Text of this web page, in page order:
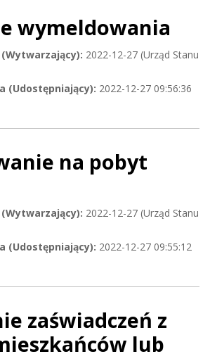
wymeldowania
2022-12-27 (Urząd Stanu
(Udostępniający): 2022-12-27 09:56:36
na pobyt
2022-12-27 (Urząd Stanu
(Udostępniający): 2022-12-27 09:55:12
zaświadczeń z
lub